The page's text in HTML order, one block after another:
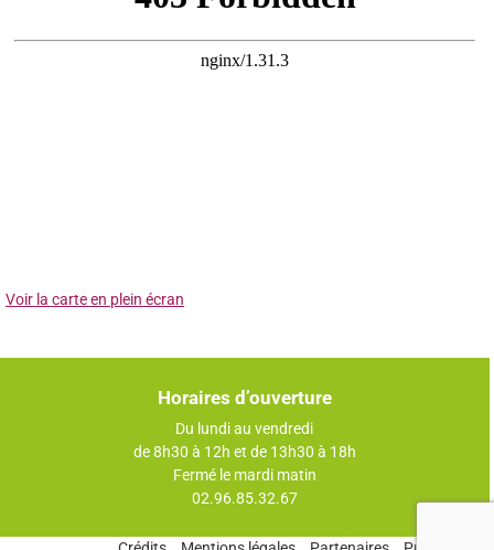
Voir la carte en plein écran
Horaires d’ouverture
Du lundi au vendredi
de 8h30 à 12h et de 13h30 à 18h
Fermé le mardi matin
02.96.85.32.67